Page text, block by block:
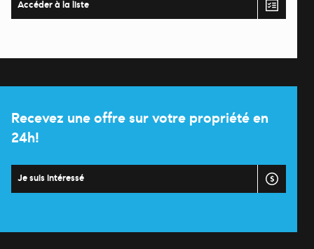
Accéder à la liste
Recevez une offre sur votre propriété en
24h!
Je suis intéressé